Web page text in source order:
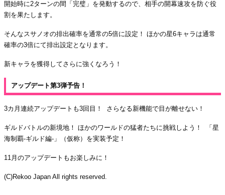
開始時に2ターンの間「完璧」を発動するので、相手の開幕速攻を防ぐ役
割を果たします。
そんなスサノオの排出確率を通常の5倍に設定！ ほかの星6キャラは通常
確率の3倍にて排出設定となります。
新キャラを獲得してさらに強くなろう！
アップデート第3弾予告！
3カ月連続アップデートも3回目！ さらなる新機能で目が離せない！
ギルドバトルの新境地！ ほかのワールドの猛者たちに挑戦しよう！ 「星
海制覇-ギルド編-」（仮称）を実装予定！
11月のアップデートもお楽しみに！
(C)Rekoo Japan All rights reserved.